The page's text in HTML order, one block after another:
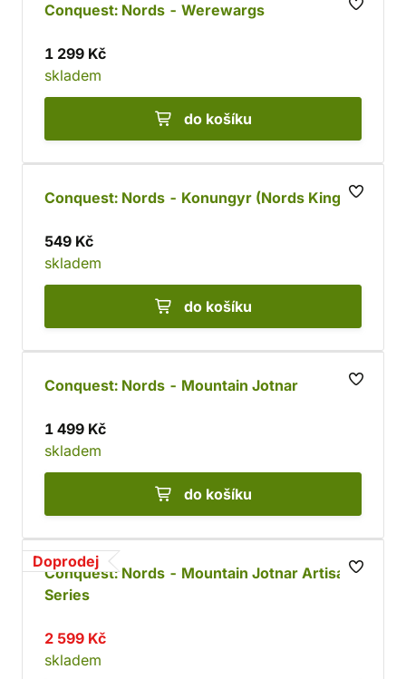
Conquest: Nords - Werewargs
1 299 Kč
skladem
do košíku
Conquest: Nords - Konungyr (Nords King)
549 Kč
skladem
do košíku
Conquest: Nords - Mountain Jotnar
1 499 Kč
skladem
do košíku
Doprodej
Conquest: Nords - Mountain Jotnar Artisan
Series
2 599 Kč
skladem